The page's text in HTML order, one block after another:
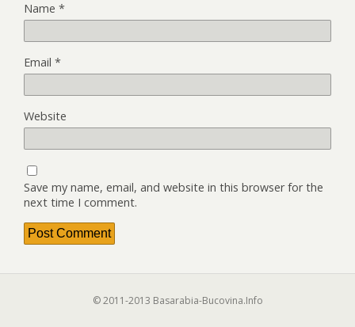
Name *
Email *
Website
Save my name, email, and website in this browser for the
next time I comment.
© 2011-2013 Basarabia-Bucovina.Info